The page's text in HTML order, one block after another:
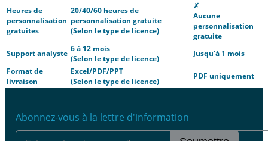
Heures de
personnalisation
gratuites
20/40/60 heures de
personnalisation gratuite
(Selon le type de licence)
✗
Aucune
personnalisation
gratuite
Support analyste 6 à 12 mois
(Selon le type de licence)
Jusqu’à 1 mois
Format de
livraison
Excel/PDF/PPT
(Selon le type de licence)
PDF uniquement
Abonnez-vous à la lettre d'information